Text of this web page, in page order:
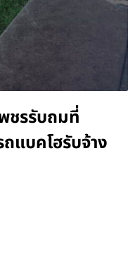
ชรรับถมที่
ถแบคโฮรับจ้าง